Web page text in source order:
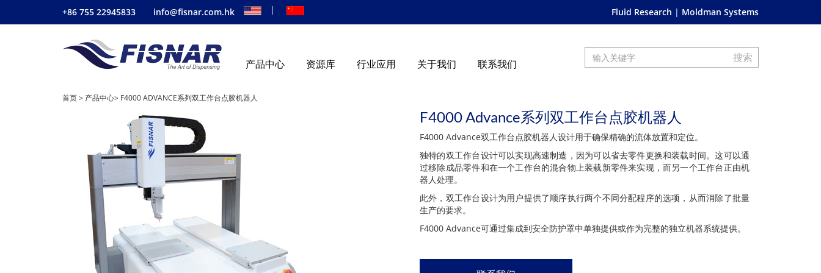
+86 755 22945833 info@fisnar.com.hk | Fluid Research Moldman Systems
产品中心 资源库 行业应用 关于我们 联系我们
首页> 产品中心> F4000 ADVANCE系列双工作台点胶机器人
F4000 Advance系列双工作台点胶机器人
F4000 Advance双工作台点胶机器人设计用于确保精确的流体放置和定位。
独特的双工作台设计可以实现高速制造，因为可以省去零件更换和装载时间。这可以通
过移除成品零件和在一个工作台的混合物上装载新零件来实现，而另一个工作台正由机
器人处理。
此外，双工作台设计为用户提供了顺序执行两个不同分配程序的选项，从而消除了批量
生产的要求。
F4000 Advance可通过集成到安全防护罩中单独提供或作为完整的独立机器系统提供。